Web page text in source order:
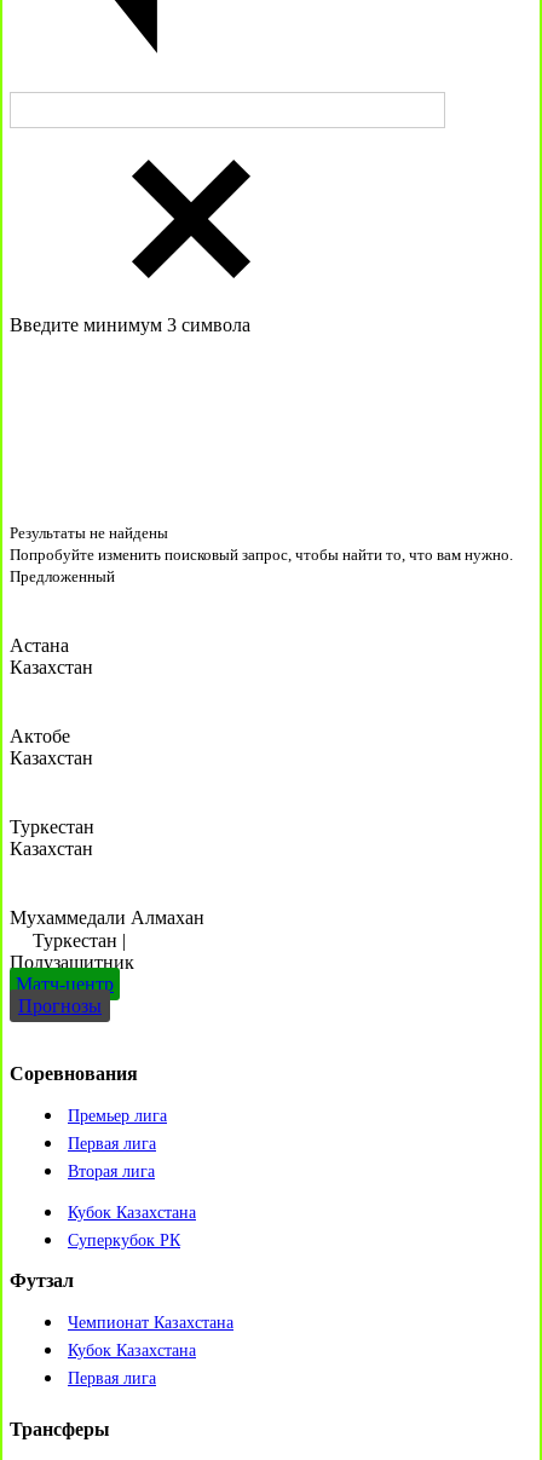
Введите минимум 3 символа
Результаты не найдены
Попробуйте изменить поисковый запрос, чтобы найти то, что вам нужно.
Предложенный
Астана
Казахстан
Актобе
Казахстан
Туркестан
Казахстан
Мухаммедали Алмахан
Туркестан |
Полузащитник
Матч-центр
Прогнозы
Соревнования
Премьер лига
Первая лига
Вторая лига
Кубок Казахстана
Суперкубок РК
Футзал
Чемпионат Казахстана
Кубок Казахстана
Первая лига
Трансферы